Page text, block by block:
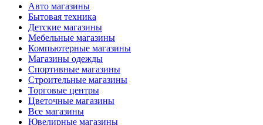
Авто магазины
Бытовая техника
Детские магазины
Мебельные магазины
Компьютерные магазины
Магазины одежды
Спортивные магазины
Строительные магазины
Торговые центры
Цветочные магазины
Все магазины
Ювелирные магазины